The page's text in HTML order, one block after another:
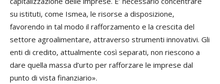
su istituti, come Ismea, le risorse a disposizione,
favorendo in tal modo il rafforzamento e la crescita del
settore agroalimentare, attraverso strumenti innovativi. Gli
enti di credito, attualmente così separati, non riescono a
dare quella massa d’urto per rafforzare le imprese dal
punto di vista finanziario».